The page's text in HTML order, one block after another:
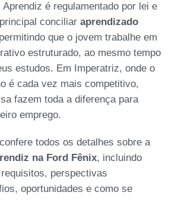
é regulamentado por lei e
conciliar aprendizado
que o jovem trabalhe em
estruturado, ao mesmo tempo
estudos. Em Imperatriz, onde o
é cada vez mais competitivo,
fazem toda a diferença para
emprego.
todos os detalhes sobre a
na Ford Fênix, incluindo
perspectivas
oportunidades e como se